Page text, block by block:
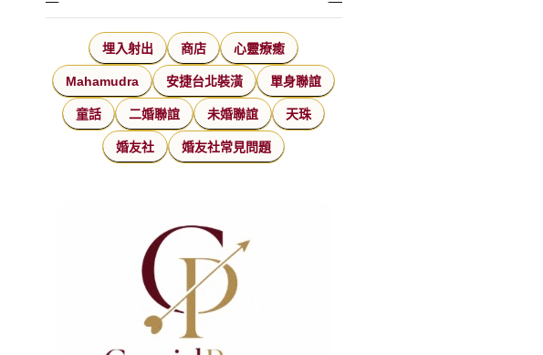
埋入射出 商店 心靈療癒
Mahamudra 安捷台北裝潢 單身聯誼
童話 二婚聯誼 未婚聯誼 天珠
婚友社 婚友社常見問題